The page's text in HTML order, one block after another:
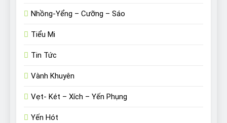
Nhồng-Yểng – Cưỡng – Sáo
Tiểu Mi
Tin Tức
Vành Khuyên
Vẹt- Két – Xích – Yến Phụng
Yến Hót